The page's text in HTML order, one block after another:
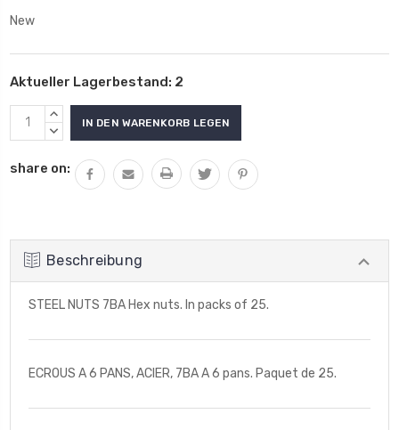
New
Aktueller Lagerbestand: 2
MENGE
VON
ERHÖHEN
MENGE
UNDEFINED
VERRINGERN
share on:
Beschreibung
STEEL NUTS 7BA Hex nuts. In packs of 25.
ECROUS A 6 PANS, ACIER, 7BA A 6 pans. Paquet de 25.